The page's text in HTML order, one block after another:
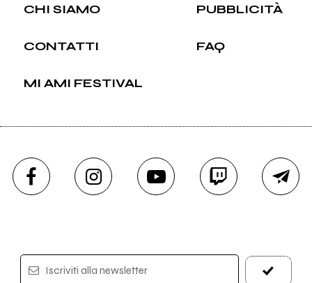
CHI SIAMO PUBBLICITÀ
CONTATTI FAQ
MI AMI FESTIVAL
Iscriviti alla newsletter